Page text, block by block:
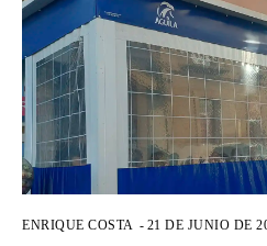
ENRIQUE COSTA - 21 DE JUNIO DE